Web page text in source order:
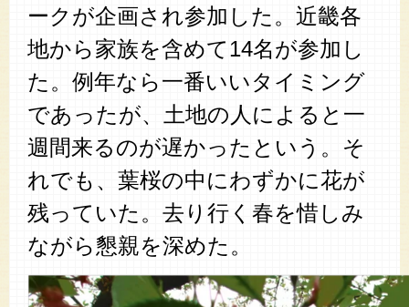
ークが企画され参加した。近畿各
地から家族を含めて14名が参加し
た。例年なら一番いいタイミング
であったが、土地の人によると一
週間来るのが遅かったという。そ
れでも、葉桜の中にわずかに花が
残っていた。去り行く春を惜しみ
ながら懇親を深めた。